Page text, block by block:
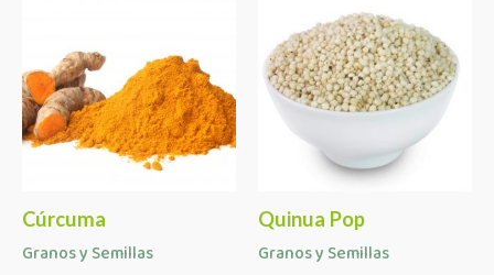
Cúrcuma
Granos y Semillas
Quinua Pop
Granos y Semillas